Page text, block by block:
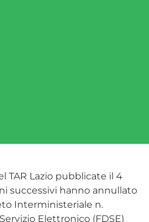
TAR Lazio pubblicate il 4
successivi hanno annullato
Interministeriale n.
Elettronico (FDSE)